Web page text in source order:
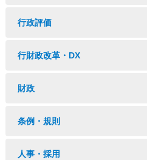
行政評価
行財政改革・DX
財政
条例・規則
人事・採用